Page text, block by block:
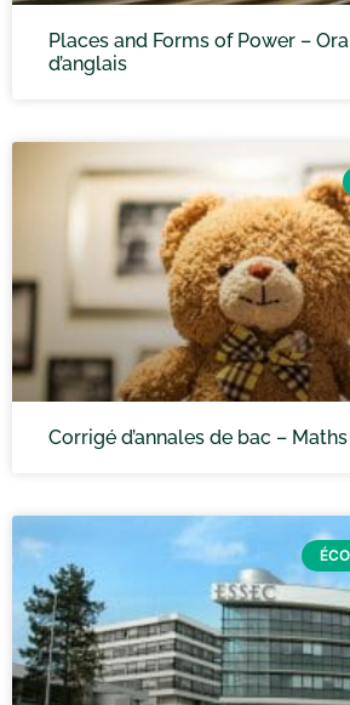
Places and Forms of Power –
d’anglais
Corrigé d’annales de bac –